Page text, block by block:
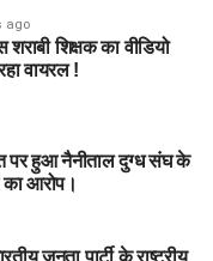
ago
शिक्षक का वीडियो
वायरल !
पर हुआ नैनीताल दुग्ध संघ के
का आरोप।
जनता पार्टी के राष्ट्रीय